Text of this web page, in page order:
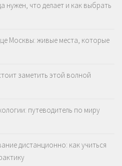
нужен, что делает и как выбрать
Москвы: живые места, которые
заметить этой волной
путеводитель по миру
дистанционно: как учиться